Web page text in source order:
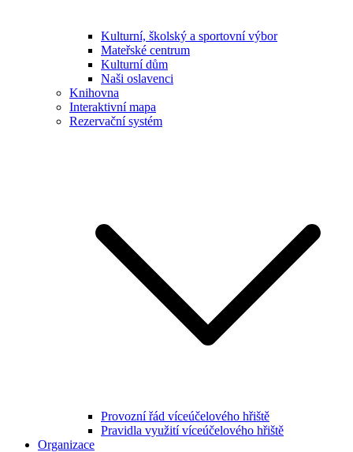
Kulturní, školský a sportovní výbor
Mateřské centrum
Kulturní dům
Naši oslavenci
Knihovna
Interaktivní mapa
Rezervační systém
Provozní řád víceúčelového hřiště
Pravidla využití víceúčelového hřiště
Organizace